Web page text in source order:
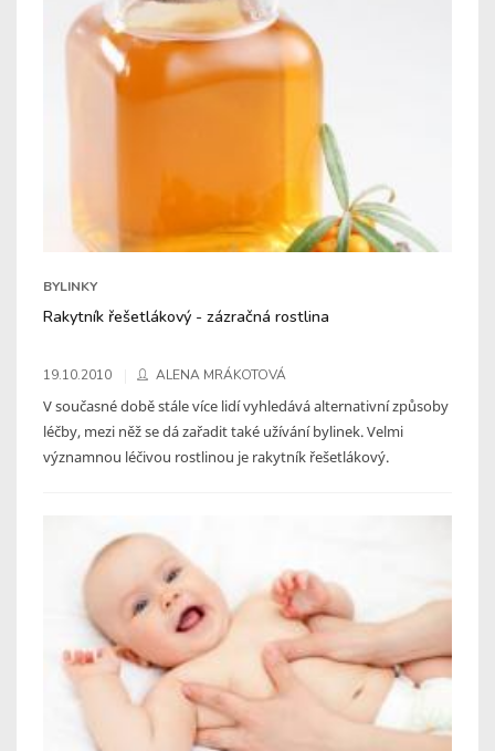
BYLINKY
Rakytník řešetlákový - zázračná rostlina
19.10.2010 ALENA MRÁKOTOVÁ
V současné době stále více lidí vyhledává alternativní způsoby
léčby, mezi něž se dá zařadit také užívání bylinek. Velmi
významnou léčivou rostlinou je rakytník řešetlákový.